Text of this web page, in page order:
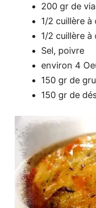
200 gr de
1/2 cuillère
1/2 cuillère
Sel, poivre
environ 4
150 gr de
150 gr de